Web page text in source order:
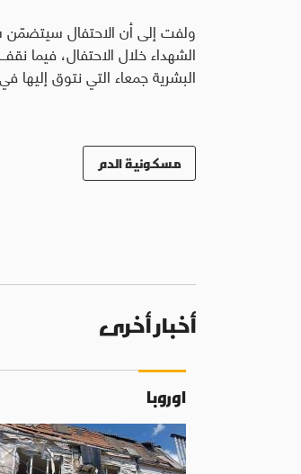
ولفت إلى أن الاحتفال
الشهداء خلال الاحتفال، فيما
البشرية جمعاء التي نتوق إليها
مسكونية الدم
أخبار أخرى
اوروبا